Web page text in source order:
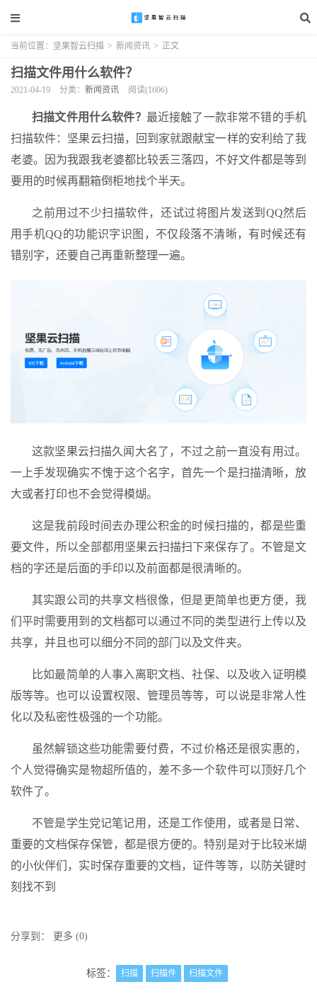
当前位置： 坚果智云扫描 > 新闻资讯 > 正文
扫描文件用什么软件？
2021-04-19 分类： 新闻资讯 阅读(1606)
扫描文件用什么软件？ 最近接触了一款非常不错的手机
扫描软件：坚果云扫描，回到家就跟献宝一样的安利给了我
老婆。因为我跟我老婆都比较丢三落四，不好文件都是等到
要用的时候再翻箱倒柜地找个半天。
之前用过不少扫描软件，还试过将图片发送到QQ然后
用手机QQ的功能识字识图，不仅段落不清晰，有时候还有
错别字，还要自己再重新整理一遍。
这款坚果云扫描久闻大名了，不过之前一直没有用过。
一上手发现确实不愧于这个名字，首先一个是扫描清晰，放
大或者打印也不会觉得模煳。
这是我前段时间去办理公积金的时候扫描的，都是些重
要文件，所以全部都用坚果云扫描扫下来保存了。不管是文
档的字还是后面的手印以及前面都是很清晰的。
其实跟公司的共享文档很像，但是更简单也更方便，我
们平时需要用到的文档都可以通过不同的类型进行上传以及
共享，并且也可以细分不同的部门以及文件夹。
比如最简单的人事入离职文档、社保、以及收入证明模
版等等。也可以设置权限、管理员等等，可以说是非常人性
化以及私密性极强的一个功能。
虽然解锁这些功能需要付费，不过价格还是很实惠的，
个人觉得确实是物超所值的，差不多一个软件可以顶好几个
软件了。
不管是学生党记笔记用，还是工作使用，或者是日常、
重要的文档保存保管，都是很方便的。特别是对于比较米煳
的小伙伴们，实时保存重要的文档，证件等等，以防关键时
刻找不到
分享到： 更多 (0)
标签： 扫描 扫描件 扫描文件